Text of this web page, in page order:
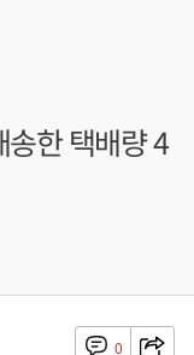
한 택배량 4
0